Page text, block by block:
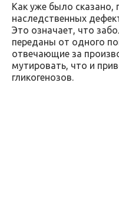
Как уже было сказано,
наследственных
Это означает, что
переданы от одного
отвечающие за
мутировать, что и
гликогенозов.